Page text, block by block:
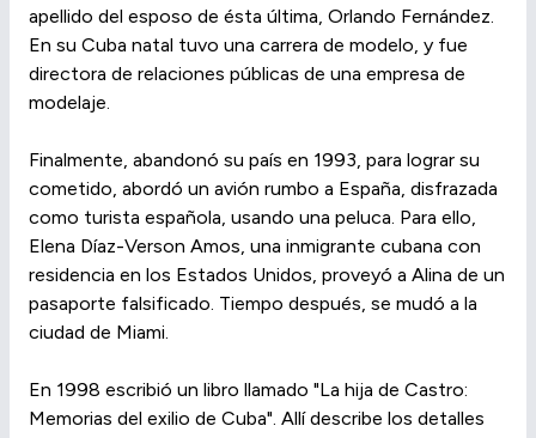
apellido del esposo de ésta última, Orlando Fernández.
En su Cuba natal tuvo una carrera de modelo, y fue
directora de relaciones públicas de una empresa de
modelaje.
Finalmente, abandonó su país en 1993, para lograr su
cometido, abordó un avión rumbo a España, disfrazada
como turista española, usando una peluca. Para ello,
Elena Díaz-Verson Amos, una inmigrante cubana con
residencia en los Estados Unidos, proveyó a Alina de un
pasaporte falsificado. Tiempo después, se mudó a la
ciudad de Miami.
En 1998 escribió un libro llamado "La hija de Castro:
Memorias del exilio de Cuba". Allí describe los detalles